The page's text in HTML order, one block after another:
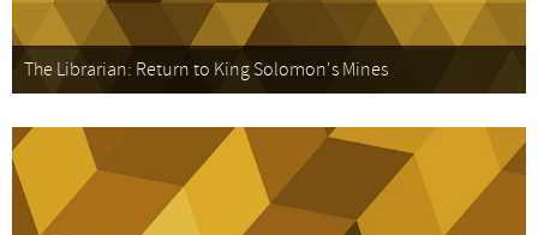
The Librarian: Return to King Solomon's Mines